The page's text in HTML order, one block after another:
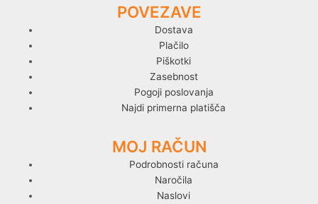
POVEZAVE
Dostava
Plačilo
Piškotki
Zasebnost
Pogoji poslovanja
Najdi primerna platišča
MOJ RAČUN
Podrobnosti računa
Naročila
Naslovi